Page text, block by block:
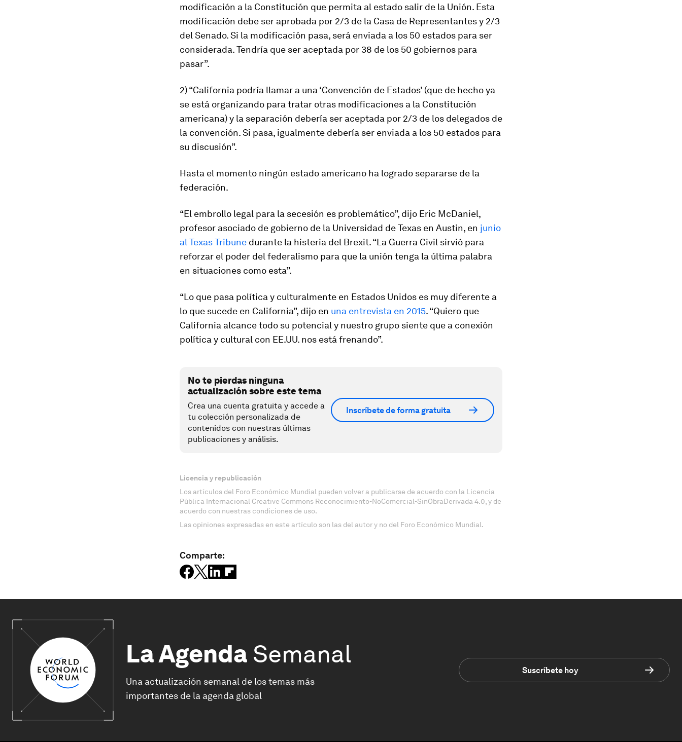
modificación a la Constitución que permita al estado salir de la Unión. Esta
modificación debe ser aprobada por 2/3 de la Casa de Representantes y 2/3
del Senado. Si la modificación pasa, será enviada a los 50 estados para ser
considerada. Tendría que ser aceptada por 38 de los 50 gobiernos para
pasar”.
2) “California podría llamar a una ‘Convención de Estados’ (que de hecho ya
se está organizando para tratar otras modificaciones a la Constitución
americana) y la separación debería ser aceptada por 2/3 de los delegados de
la convención. Si pasa, igualmente debería ser enviada a los 50 estados para
su discusión”.
Hasta el momento ningún estado americano ha logrado separarse de la
federación.
“El embrollo legal para la secesión es problemático”, dijo Eric McDaniel,
profesor asociado de gobierno de la Universidad de Texas en Austin, en junio
al Texas Tribune durante la histeria del Brexit. “La Guerra Civil sirvió para
reforzar el poder del federalismo para que la unión tenga la última palabra
en situaciones como esta”.
“Lo que pasa política y culturalmente en Estados Unidos es muy diferente a
lo que sucede en California”, dijo en una entrevista en 2015. “Quiero que
California alcance todo su potencial y nuestro grupo siente que a conexión
política y cultural con EE.UU. nos está frenando”.
No te pierdas ninguna
actualización sobre este tema
Crea una cuenta gratuita y accede a
tu colección personalizada de
contenidos con nuestras últimas
publicaciones y análisis.
Inscríbete de forma gratuita
Licencia y republicación
Los artículos del Foro Económico Mundial pueden volver a publicarse de acuerdo con la Licencia
Pública Internacional Creative Commons Reconocimiento-NoComercial-SinObraDerivada 4.0, y de
acuerdo con nuestras condiciones de uso.
Las opiniones expresadas en este artículo son las del autor y no del Foro Económico Mundial.
Comparte:
La Agenda Semanal
Una actualización semanal de los temas más
importantes de la agenda global
Suscríbete hoy